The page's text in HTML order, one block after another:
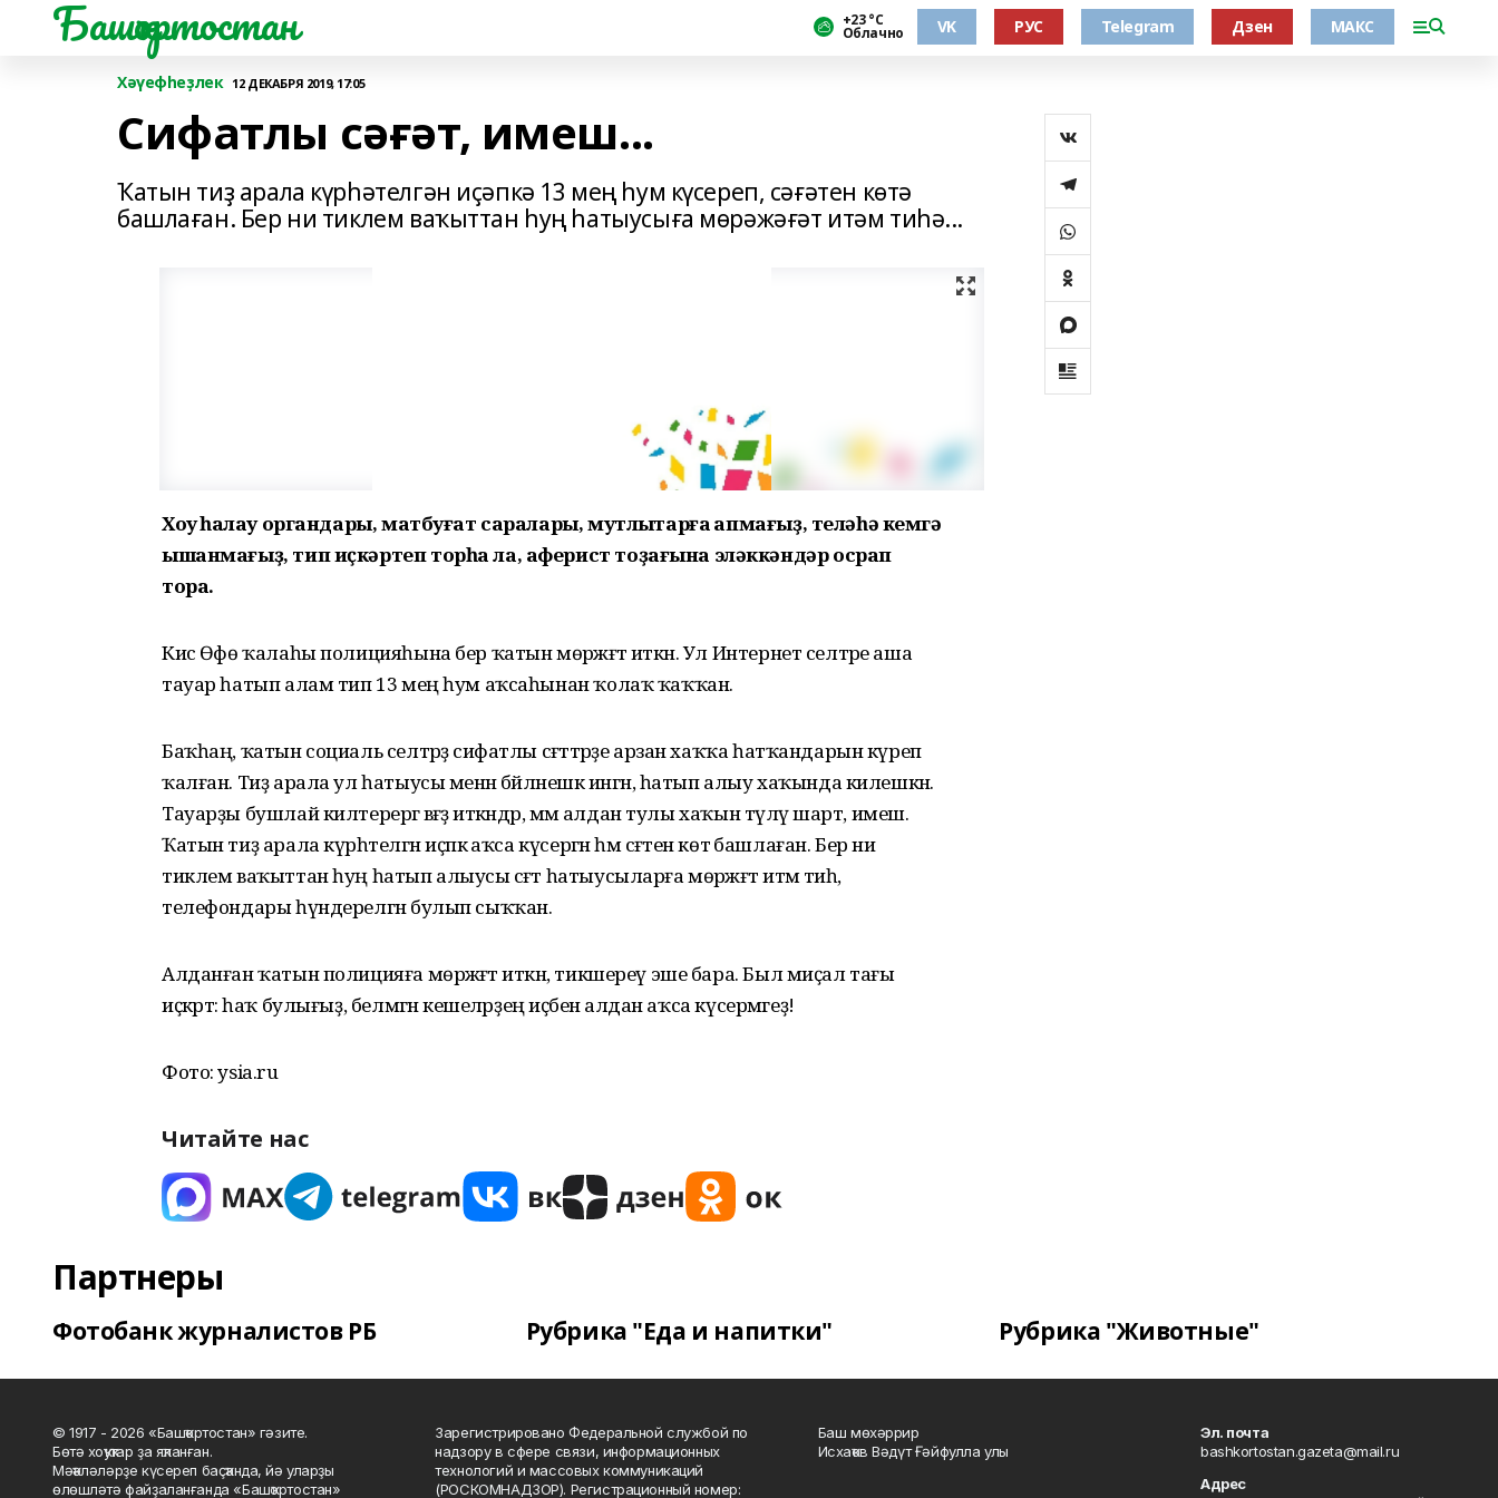
Башҡортостан +23 °С
Облачно VK РУС Telegram Дзен МАКС
Хәүефһеҙлек 12 ДЕКАБРЯ 2019, 17:05
Сифатлы сәғәт, имеш...
Ҡатын тиҙ арала күрһәтелгән иҫәпкә 13 мең һум күсереп, сәғәтен көтә
башлаған. Бер ни тиклем ваҡыттан һуң һатыусыға мөрәжәғәт итәм тиһә...
Хоҡуҡ һаҡлау органдары, матбуғат саралары, мутлыҡтарға ҡапмағыҙ, теләһә кемгә
ышанмағыҙ, тип иҫкәртеп торһа ла, аферист тоҙағына эләккәндәр осрап
тора.
Кисә Өфө ҡалаһы полицияһына бер ҡатын мөрәжәғәт иткән. Ул Интернет селтәре аша
тауар һатып алам тип 13 мең һум аҡсаһынан ҡолаҡ ҡаҡҡан.
Баҡһаң, ҡатын социаль селтәрҙә сифатлы сәғәттәрҙе арзан хаҡҡа һатҡандарын күреп
ҡалған. Тиҙ арала ул һатыусы менән бәйләнешкә ингән, һатып алыу хаҡында килешкән.
Тауарҙы бушлай килтерергә вәғәҙә иткәндәр, әммә алдан тулы хаҡын түләү шарт, имеш.
Ҡатын тиҙ арала күрһәтелгән иҫәпкә аҡса күсергән һәм сәғәтен көтә башлаған. Бер ни
тиклем ваҡыттан һуң һатып алыусы сәғәт һатыусыларға мөрәжәғәт итәм тиһә,
телефондары һүндерелгән булып сыҡҡан.
Алданған ҡатын полицияға мөрәжәғәт иткән, тикшереү эше бара. Был миҫал тағы
иҫкәртә: һаҡ булығыҙ, белмәгән кешеләрҙең иҫәбенә алдан аҡса күсермәгеҙ!
Фото: ysia.ru
Читайте нас
Партнеры
Фотобанк журналистов РБ Рубрика "Еда и напитки" Рубрика "Животные"
© 1917 - 2026 «Башҡортостан» гәзите.
Бөтә хоҡуҡтар ҙа яҡланған.
Мәҡәләләрҙе күсереп баҫҡанда, йә уларҙы
өлөшләтә файҙаланғанда «Башҡортостан»
Зарегистрировано Федеральной службой по
надзору в сфере связи, информационных
технологий и массовых коммуникаций
(РОСКОМНАДЗОР). Регистрационный номер:
Баш мөхәррир
Исхаҡов Вәдүт Ғәйфулла улы
Эл. почта
bashkortostan.gazeta@mail.ru
Адрес